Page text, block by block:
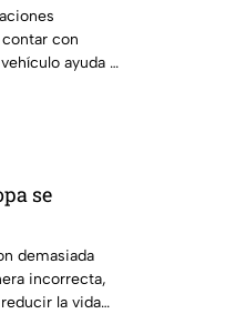
con
ayuda a
se
demasiada
incorrecta,
la vida